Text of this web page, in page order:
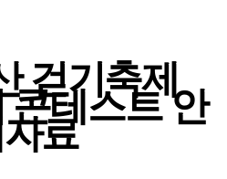
걷기축제
콘테스트 안
료